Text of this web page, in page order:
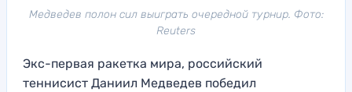
Медведев полон сил выиграть очередной турнир. Фото:
Reuters
Экс-первая ракетка мира, российский
теннисист Даниил Медведев победил